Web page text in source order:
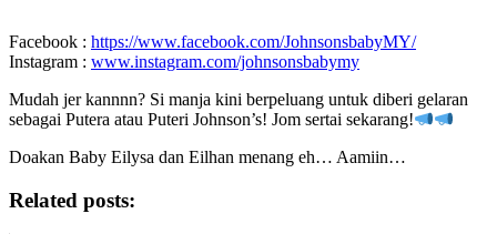
Facebook : https://www.facebook.com/JohnsonsbabyMY/
Instagram : www.instagram.com/johnsonsbabymy
Mudah jer kannnn? Si manja kini berpeluang untuk diberi gelaran
sebagai Putera atau Puteri Johnson’s! Jom sertai sekarang!
Doakan Baby Eilysa dan Eilhan menang eh… Aamiin…
Related posts: